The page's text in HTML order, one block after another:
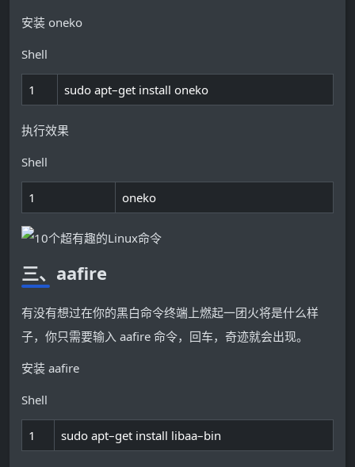
安装 oneko
Shell
1 sudo apt–get install oneko
执行效果
Shell
1 oneko
三、aafire
有没有想过在你的黑白命令终端上燃起一团火将是什么样
子，你只需要输入 aafire 命令，回车，奇迹就会出现。
安装 aafire
Shell
1 sudo apt–get install libaa–bin